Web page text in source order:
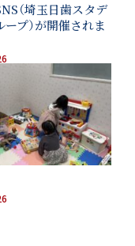
（埼玉日歯スタデ
ープ）が開催されま
コードが
ください。